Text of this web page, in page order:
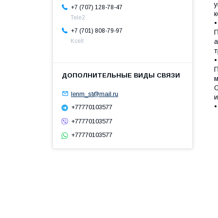
•
•
+7 (707) 128-78-47
Теle2
+7 (701) 808-79-97
Kcell
lenm_st@mail.ru
+77770103577
+77770103577
+77770103577